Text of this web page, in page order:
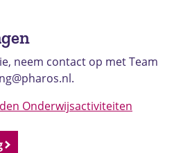
neem contact op met Team
Onderwijsactiviteiten